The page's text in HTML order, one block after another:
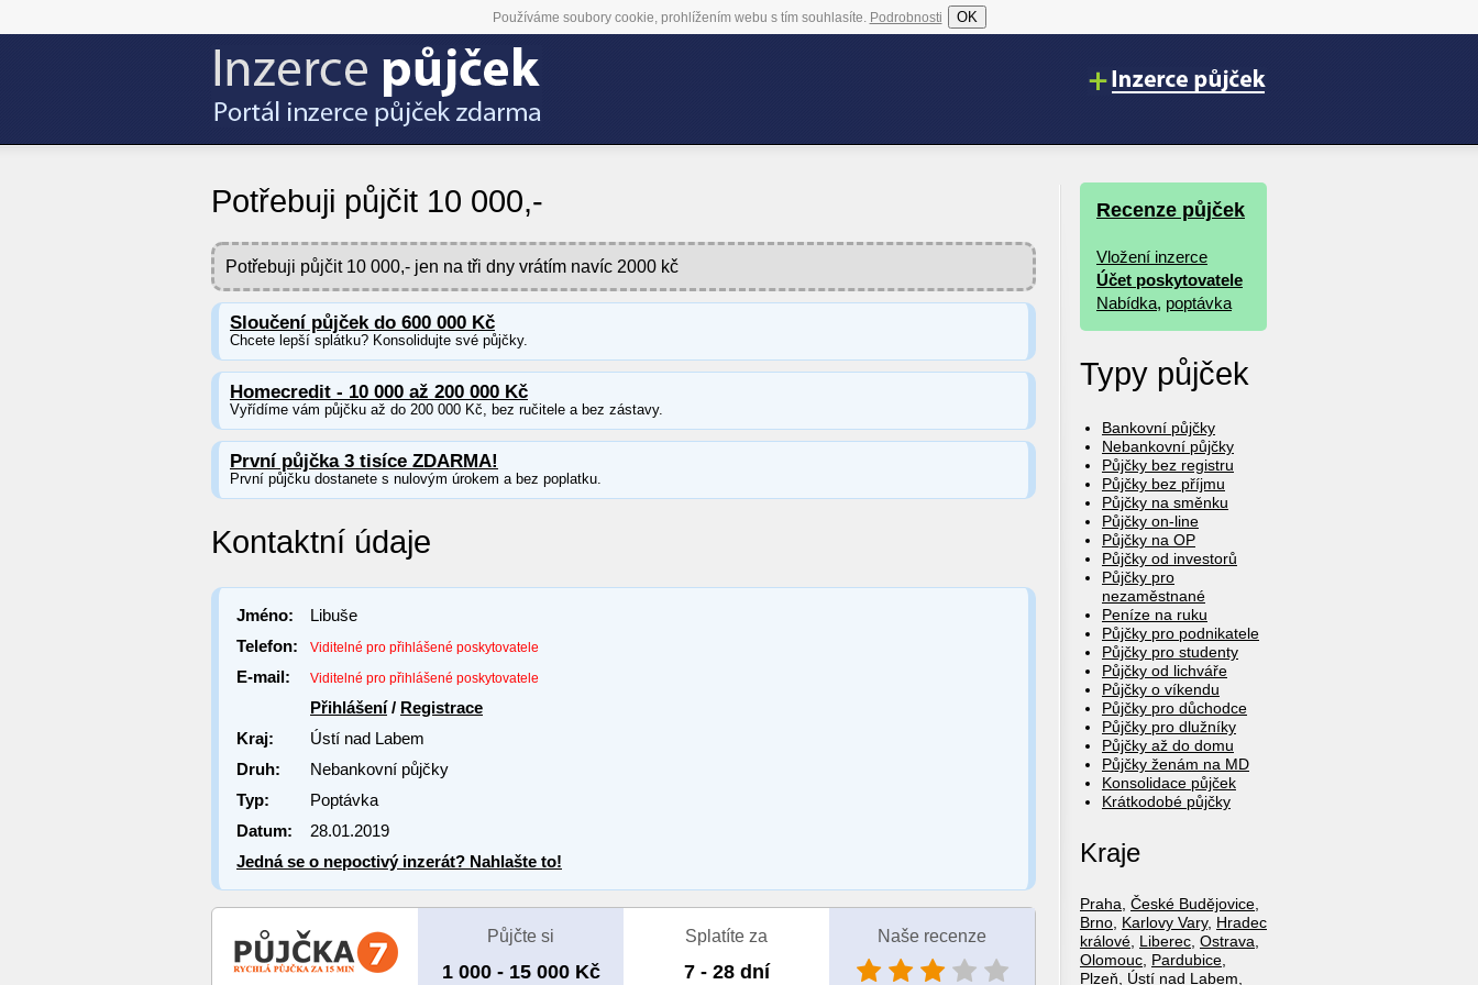
Používáme soubory cookie, prohlížením webu s tím souhlasíte. Podrobnosti OK
Potřebuji půjčit 10 000,-
Potřebuji půjčit 10 000,- jen na tři dny vrátím navíc 2000 kč
Sloučení půjček do 600 000 Kč
Chcete lepší splátku? Konsolidujte své půjčky.
Homecredit - 10 000 až 200 000 Kč
Vyřídíme vám půjčku až do 200 000 Kč, bez ručitele a bez zástavy.
První půjčka 3 tisíce ZDARMA!
První půjčku dostanete s nulovým úrokem a bez poplatku.
Kontaktní údaje
Jméno:
Libuše
Telefon:
Viditelné pro přihlášené poskytovatele
E-mail: Viditelné pro přihlášené poskytovatele
Přihlášení/ Registrace
Kraj:
Ústí nad Labem
Druh:
Nebankovní půjčky
Typ:
Poptávka
Datum:
28.01.2019
Jedná se o nepoctivý inzerát? Nahlašte to!
Půjčte si
1 000 - 15 000 Kč
Splatíte za
7 - 28 dní
Naše recenze
Recenze půjček
Vložení inzerce
Účet poskytovatele
Nabídka, poptávka
Typy půjček
Bankovní půjčky
Nebankovní půjčky
Půjčky bez registru
Půjčky bez příjmu
Půjčky na směnku
Půjčky on-line
Půjčky na OP
Půjčky od investorů
Půjčky pro
nezaměstnané
Peníze na ruku
Půjčky pro podnikatele
Půjčky pro studenty
Půjčky od lichváře
Půjčky o víkendu
Půjčky pro důchodce
Půjčky pro dlužníky
Půjčky až do domu
Půjčky ženám na MD
Konsolidace půjček
Krátkodobé půjčky
Kraje
Praha, České Budějovice,
Brno, Karlovy Vary, Hradec
králové, Liberec, Ostrava,
Olomouc, Pardubice,
Plzeň, Ústí nad Labem,